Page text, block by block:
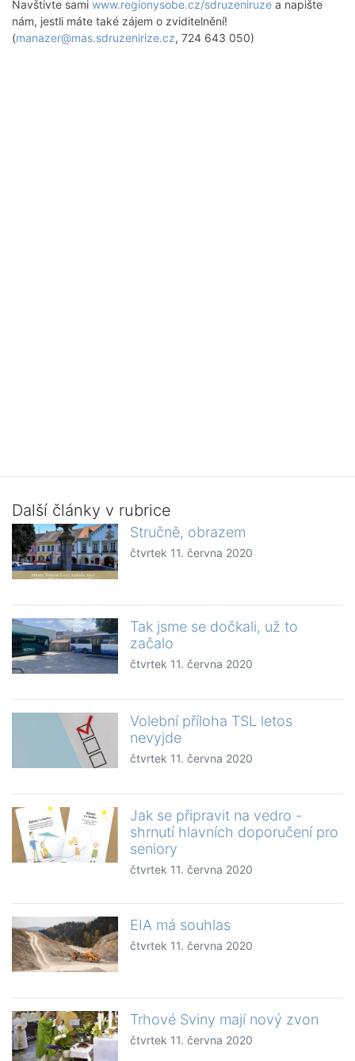
Navštivte sami www.regionysobe.cz/sdruzeniruze a napište
nám, jestli máte také zájem o zviditelnění!
(manazer@mas.sdruzenirize.cz, 724 643 050)
Další články v rubrice
Stručně, obrazem
čtvrtek 11. června 2020
Tak jsme se dočkali, už to
začalo
čtvrtek 11. června 2020
Volební příloha TSL letos
nevyjde
čtvrtek 11. června 2020
Jak se připravit na vedro -
shrnutí hlavních doporučení pro
seniory
čtvrtek 11. června 2020
EIA má souhlas
čtvrtek 11. června 2020
Trhové Sviny mají nový zvon
čtvrtek 11. června 2020